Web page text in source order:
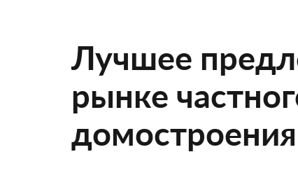
Лучшее
рынке
домостроения